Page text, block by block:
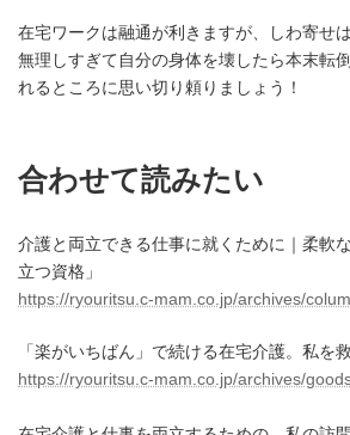
在宅ワークは融通が利きますが、しわ寄せ
無理しすぎて自分の身体を壊したら本末転
れるところに思い切り頼りましょう！
合わせて読みたい
介護と両立できる仕事に就くために｜柔軟
立つ資格」
https://ryouritsu.c-mam.co.jp/archives/
「楽がいちばん」で続ける在宅介護。私を
https://ryouritsu.c-mam.co.jp/archives/